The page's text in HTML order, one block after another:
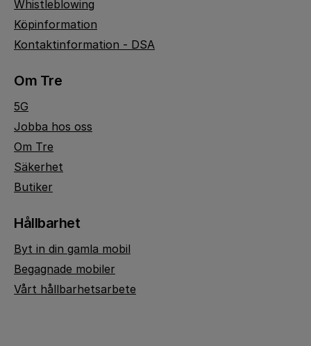
Whistleblowing
Köpinformation
Kontaktinformation - DSA
Om Tre
5G
Jobba hos oss
Om Tre
Säkerhet
Butiker
Hållbarhet
Byt in din gamla mobil
Begagnade mobiler
Vårt hållbarhetsarbete